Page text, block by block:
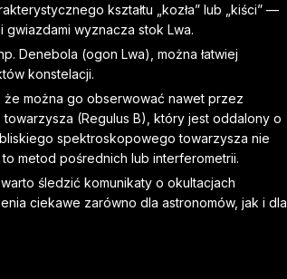
kształtu „kozła” lub „kiści” —
wyznacza stok Lwa.
Denebola (ogon Lwa), można łatwiej
konstelacji.
można go obserwować nawet przez
(Regulus B), który jest oddalony o
spektroskopowego towarzysza nie
metod pośrednich lub interferometrii.
śledzić komunikaty o okultacjach
ciekawe zarówno dla astronomów, jak i dla